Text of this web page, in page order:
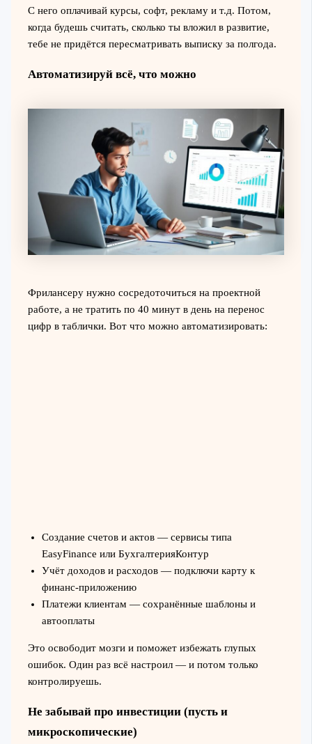
С него оплачивай курсы, софт, рекламу и т.д. Потом,
когда будешь считать, сколько ты вложил в развитие,
тебе не придётся пересматривать выписку за полгода.
Автоматизируй всё, что можно
Фрилансеру нужно сосредоточиться на проектной
работе, а не тратить по 40 минут в день на перенос
цифр в таблички. Вот что можно автоматизировать:
Создание счетов и актов — сервисы типа
EasyFinance или БухгалтерияКонтур
Учёт доходов и расходов — подключи карту к
финанс-приложению
Платежи клиентам — сохранённые шаблоны и
автооплаты
Это освободит мозги и поможет избежать глупых
ошибок. Один раз всё настроил — и потом только
контролируешь.
Не забывай про инвестиции (пусть и
микроскопические)